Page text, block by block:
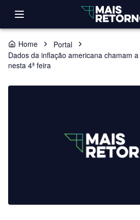
Home
Portal
Dados da inflação americana chamam
nesta 4ª feira